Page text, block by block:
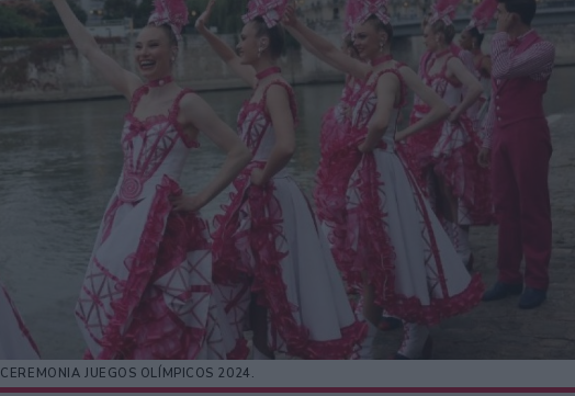
CEREMONIA JUEGOS OLÍMPICOS 2024.